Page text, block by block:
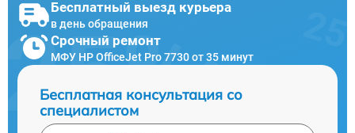
Бесплатный выезд курьера
в день обращения
Срочный ремонт
МФУ HP OfficeJet Pro 7730 от 35 минут
Бесплатная консультация со
специалистом